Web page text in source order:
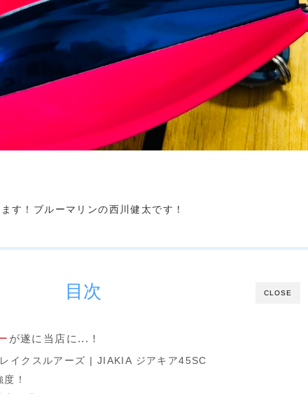
す！ブルーマリンの西川健太です！
CLOSE
目次
が遂に当店に...！
イクスルアーズ | JIAKIA ジアキア45SC
！